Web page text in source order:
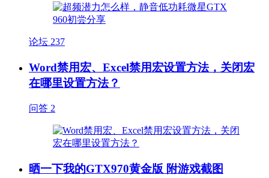
论坛 237
Word禁用宏、Excel禁用宏设置方法，关闭宏
在哪里设置方法？
问答 2
晒一下我的GTX970黄金版 附游戏截图